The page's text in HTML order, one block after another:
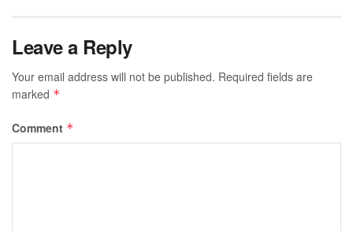
Leave a Reply
Your email address will not be published. Required fields are
marked *
Comment *